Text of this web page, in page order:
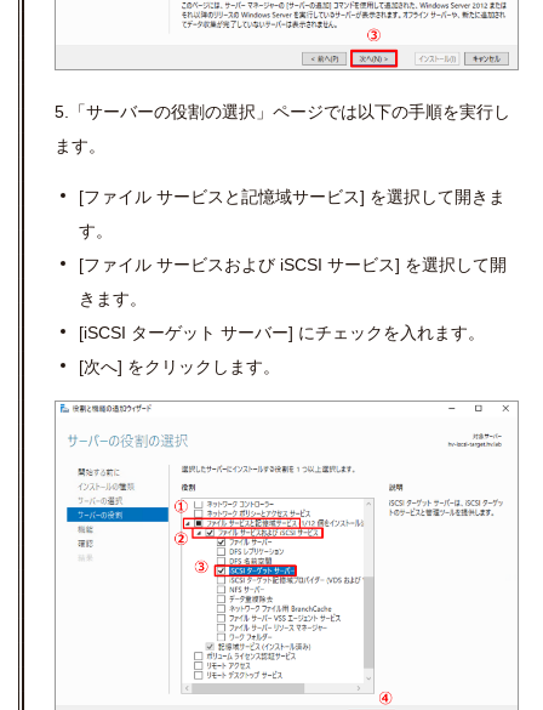
5.「サーバーの役割の選択」ページでは以下の手順を実行し
ます。
[ファイル サービスと記憶域サービス] を選択して開きま
す。
[ファイル サービスおよび iSCSI サービス] を選択して開
きます。
[iSCSI ターゲット サーバー] にチェックを入れます。
[次へ] をクリックします。